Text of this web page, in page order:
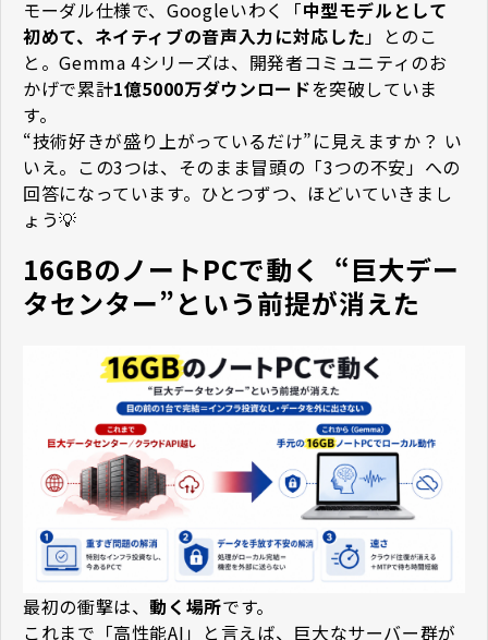
モーダル仕様で、Googleいわく「中型モデルとして
初めて、ネイティブの音声入力に対応した」とのこ
と。Gemma 4シリーズは、開発者コミュニティのお
かげで累計1億5000万ダウンロードを突破していま
す。
“技術好きが盛り上がっているだけ”に見えますか？ い
いえ。この3つは、そのまま冒頭の「3つの不安」への
回答になっています。ひとつずつ、ほどいていきまし
ょう💡
16GBのノートPCで動く ―― “巨大デー
タセンター”という前提が消えた
最初の衝撃は、動く場所です。
これまで「高性能AI」と言えば、巨大なサーバー群が